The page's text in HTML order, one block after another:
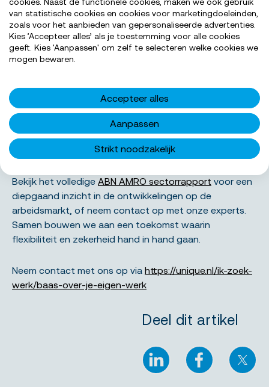
juiste match. Zo blijft jouw organisatie flexibel,
wendbaar en toekomstbestendig.
Neem contact op
met onze experts
Wil je meer weten over de uitdagingen rond
Bekijk het volledige ABN AMRO sectorrapport voor een
diepgaand inzicht in de ontwikkelingen op de
arbeidsmarkt, of neem contact op met onze experts.
Samen bouwen we aan een toekomst waarin
flexibiliteit en zekerheid hand in hand gaan.
Neem contact met ons op via https://unique.nl/ik-zoek-
werk/baas-over-je-eigen-werk
Deel dit artikel
LinkedIn FacebookX
van statistische cookies en cookies voor marketingdoeleinden,
zoals voor het aanbieden van gepersonaliseerde advertenties.
Kies ‘Accepteer alles’ als je toestemming voor alle cookies
geeft. Kies 'Aanpassen' om zelf te selecteren welke cookies we
mogen bewaren.
Accepteer alles
Aanpassen
Strikt noodzakelijk